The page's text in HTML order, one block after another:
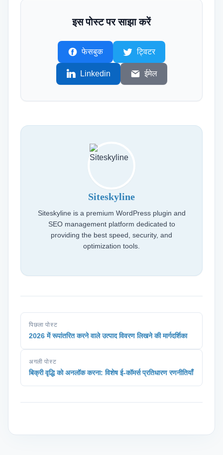
इस पोस्ट पर साझा करें
फेसबुक ट्विटर
Linkedin ईमेल
Siteskyline
Siteskyline is a premium WordPress plugin and
SEO management platform dedicated to
providing the best speed, security, and
optimization tools.
पिछला पोस्ट
2026 में रूपांतरित करने वाले उत्पाद विवरण लिखने की मार्गदर्शिका
अगली पोस्ट
बिक्री वृद्धि को अनलॉक करना: विशेष ई-कॉमर्स प्रतिधारण रणनीतियाँ